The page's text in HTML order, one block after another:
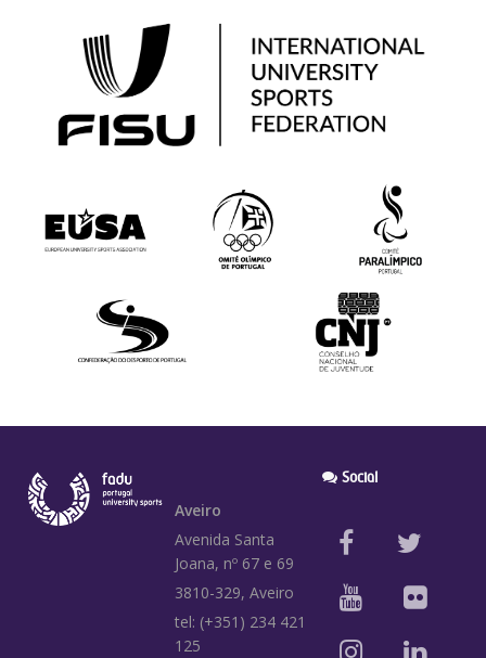
Aveiro
Avenida Santa
Joana, nº 67 e 69
3810-329, Aveiro
tel: (+351) 234 421
125
Social